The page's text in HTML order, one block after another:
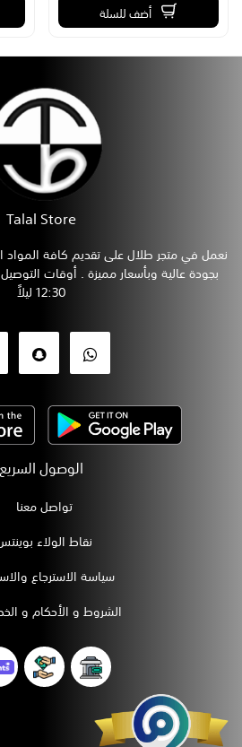
أضف للسلة
Talal Store
نعمل في متجر طلال على تقديم كافة المواد
12:30 ليلاً
الوصول السريع
تواصل معنا
نقاط الولاء
سياسة الاسترجاع
الشروط و الأحكام و